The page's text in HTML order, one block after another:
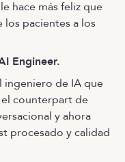
hace más feliz que
pacientes a los
Engineer.
ingeniero de IA que
el counterpart de
y ahora
procesado y calidad